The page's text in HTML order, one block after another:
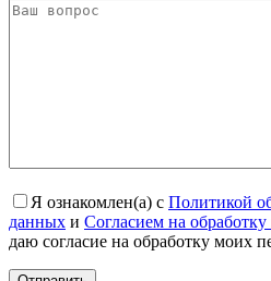
Я ознакомлен(а) с Политикой
данных и Согласием на
даю согласие на обработку моих